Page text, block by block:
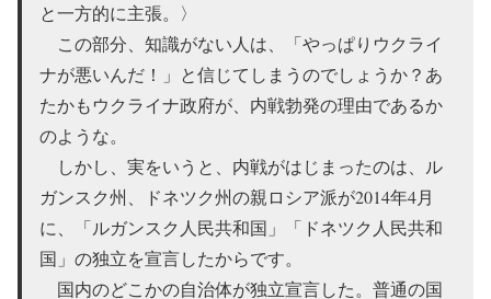
と一方的に主張。〉
この部分、知識がない人は、「やっぱりウクライ
ナが悪いんだ！」と信じてしまうのでしょうか？あ
たかもウクライナ政府が、内戦勃発の理由であるか
のような。
しかし、実をいうと、内戦がはじまったのは、ル
ガンスク州、ドネツク州の親ロシア派が2014年4月
に、「ルガンスク人民共和国」「ドネツク人民共和
国」の独立を宣言したからです。
国内のどこかの自治体が独立宣言した。普通の国